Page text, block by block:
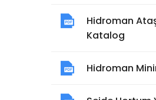
Hidroman
Katalog
Hidroman